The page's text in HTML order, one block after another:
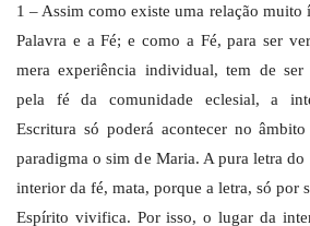
1 – Assim como existe uma relação muito
Palavra e a Fé; e como a Fé, para ser
mera experiência individual, tem de ser
pela fé da comunidade eclesial, a
Escritura só poderá acontecer no
paradigma o sim de Maria. A pura letra do
interior da fé, mata, porque a letra, só por
Espírito vivifica. Por isso, o lugar da